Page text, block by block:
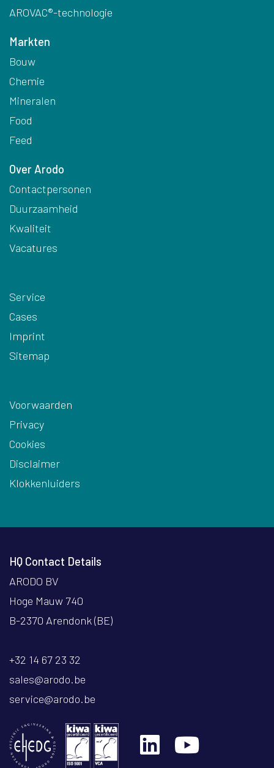
AROVAC®-technologie
Markten
Bouw
Chemie
Mineralen
Food
Feed
Over Arodo
Contactpersonen
Duurzaamheid
Kwaliteit
Vacatures
Service
Cases
Imprint
Sitemap
Voorwaarden
Privacy
Cookies
Disclaimer
Klokkenluiders
HQ Contact Details
ARODO BV
Hoge Mauw 740
B-2370 Arendonk (BE)
+32 14 67 23 32
sales@arodo.be
service@arodo.be